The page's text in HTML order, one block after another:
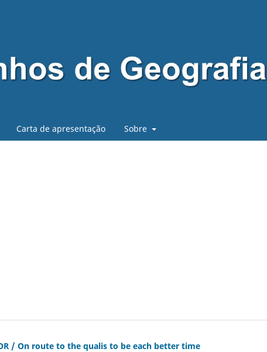
Carta de apresentação Sobre
/ On route to the qualis to be each better time